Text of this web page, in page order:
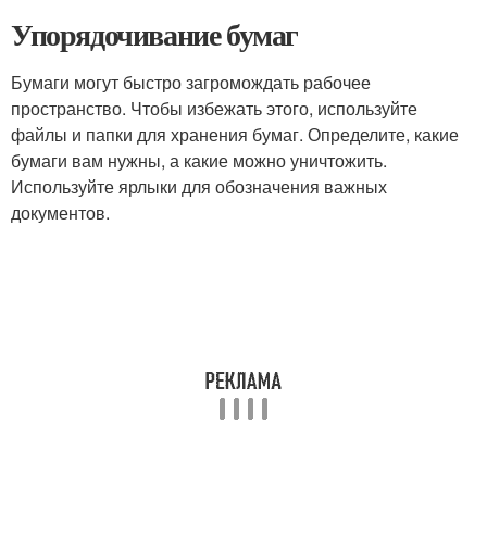
Упорядочивание бумаг
Бумаги могут быстро загромождать рабочее
пространство. Чтобы избежать этого, используйте
файлы и папки для хранения бумаг. Определите, какие
бумаги вам нужны, а какие можно уничтожить.
Используйте ярлыки для обозначения важных
документов.